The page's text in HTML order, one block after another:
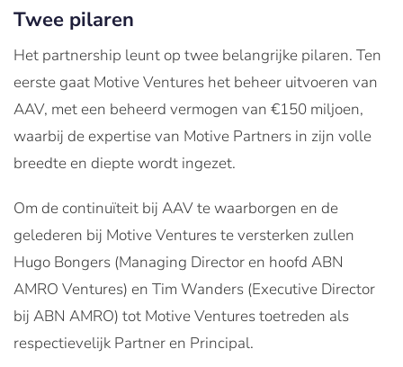
Twee pilaren
Het partnership leunt op twee belangrijke pilaren. Ten
eerste gaat Motive Ventures het beheer uitvoeren van
AAV, met een beheerd vermogen van €150 miljoen,
waarbij de expertise van Motive Partners in zijn volle
breedte en diepte wordt ingezet.
Om de continuïteit bij AAV te waarborgen en de
gelederen bij Motive Ventures te versterken zullen
Hugo Bongers (Managing Director en hoofd ABN
AMRO Ventures) en Tim Wanders (Executive Director
bij ABN AMRO) tot Motive Ventures toetreden als
respectievelijk Partner en Principal.